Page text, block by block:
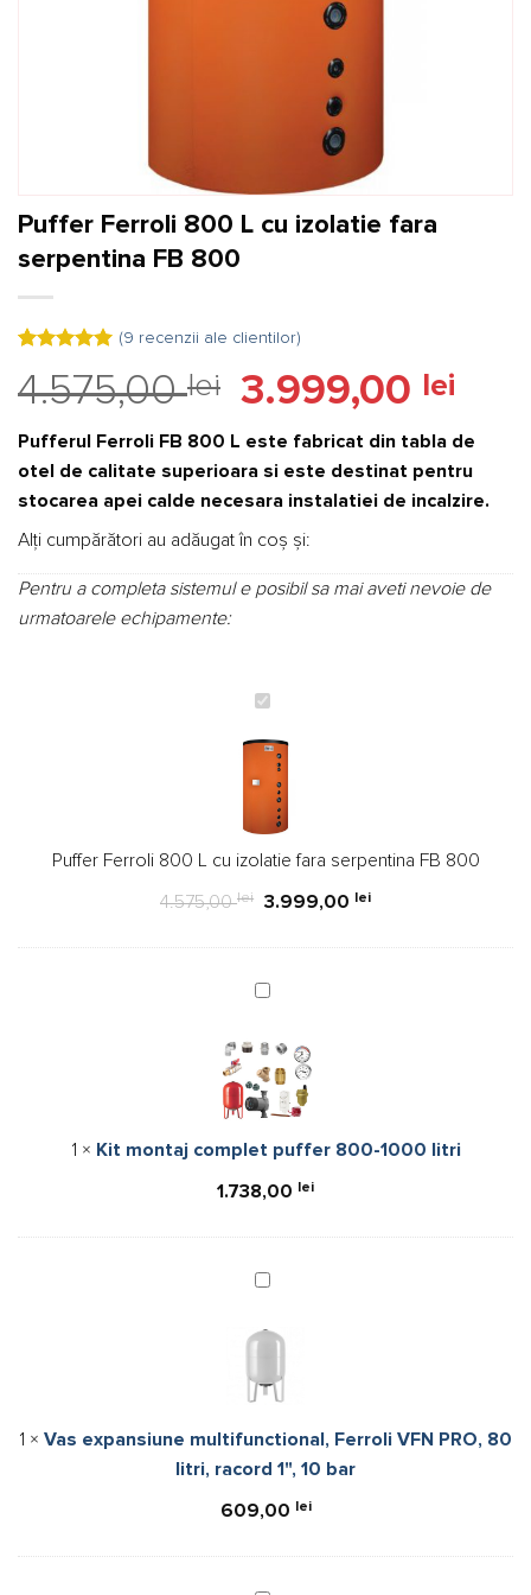
Puffer Ferroli 800 L cu izolatie fara
serpentina FB 800
5.00
din 5
pe baza a
la clienți
(9 recenzii ale clientilor)
4.575,00lei
Prețul
inițial
a
fost:
4.575,00 lei.
3.999,00 lei
este:
Pufferul Ferroli FB 800 L este fabricat din tabla de
otel de calitate superioara si este destinat pentru
stocarea apei calde necesara instalatiei de incalzire.
Alți cumpărători au adăugat în coș și:
Pentru a completa sistemul e posibil sa mai aveti nevoie de
urmatoarele echipamente:
Puffer
800
L
izolatie
fara
serpentina
800
Puffer Ferroli 800 L cu izolatie fara serpentina FB 800
4.575,00lei 3.999,00 lei
Kit
complet
puffer
800-
litri
1 × Kit montaj complet puffer 800-1000 litri
1.738,00 lei
Vas
multifunctional,
VFN
80
litri,
racord
10
1 × Vas expansiune multifunctional, Ferroli VFN PRO, 80
litri, racord 1", 10 bar
609,00 lei